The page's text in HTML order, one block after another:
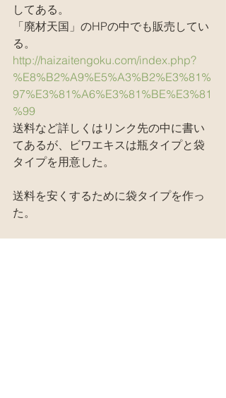
してある。
「廃材天国」のHPの中でも販売してい
る。
http://haizaitengoku.com/index.php?
%E8%B2%A9%E5%A3%B2%E3%81%
97%E3%81%A6%E3%81%BE%E3%81
%99
送料など詳しくはリンク先の中に書い
てあるが、ビワエキスは瓶タイプと袋
タイプを用意した。
送料を安くするために袋タイプを作っ
た。